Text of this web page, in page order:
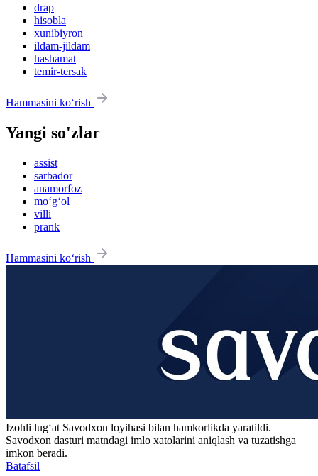
drap
hisobla
xunibiyron
ildam-jildam
hashamat
temir-tersak
Hammasini ko‘rish
Yangi so'zlar
assist
sarbador
anamorfoz
mo‘g‘ol
villi
prank
Hammasini ko‘rish
Izohli lugʻat Savodxon loyihasi bilan hamkorlikda yaratildi.
Savodxon dasturi matndagi imlo xatolarini aniqlash va tuzatishga
imkon beradi.
Batafsil